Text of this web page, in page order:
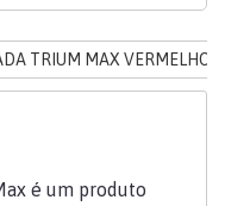
TRIUM MAX VERMELHO
é um produto